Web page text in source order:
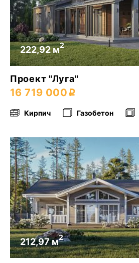
222,92 м2
Проект "Луга"
16 719 000
Кирпич Газобетон
212,97 м2